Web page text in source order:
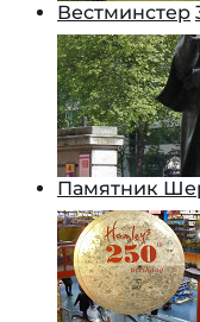
Вестминстер
Памятник